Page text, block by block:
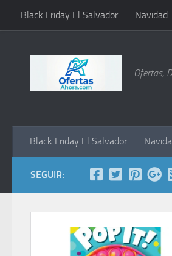
Saltar al contenido
Black Friday El Salvador Navidad
Ofertas,
Black Friday El Salvador
SEGUIR: